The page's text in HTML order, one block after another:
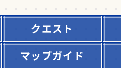
クエスト
マップガイド